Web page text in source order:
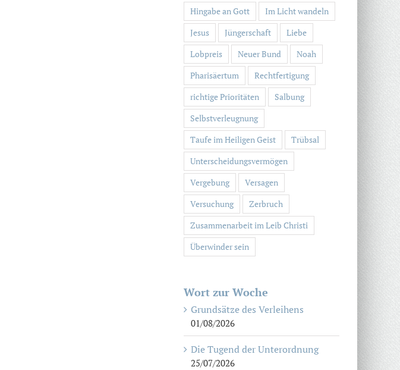
Hingabe an Gott
Im Licht wandeln
Jesus
Jüngerschaft
Liebe
Lobpreis
Neuer Bund
Noah
Pharisäertum
Rechtfertigung
richtige Prioritäten
Salbung
Selbstverleugnung
Taufe im Heiligen Geist
Trübsal
Unterscheidungsvermögen
Vergebung
Versagen
Versuchung
Zerbruch
Zusammenarbeit im Leib Christi
Überwinder sein
Wort zur Woche
Grundsätze des Verleihens
01/08/2026
Die Tugend der Unterordnung
25/07/2026